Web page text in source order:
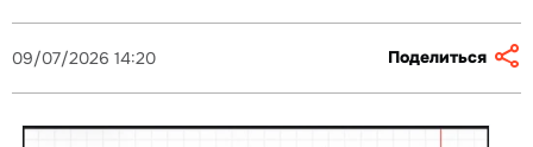
09/07/2026 14:20 Поделиться